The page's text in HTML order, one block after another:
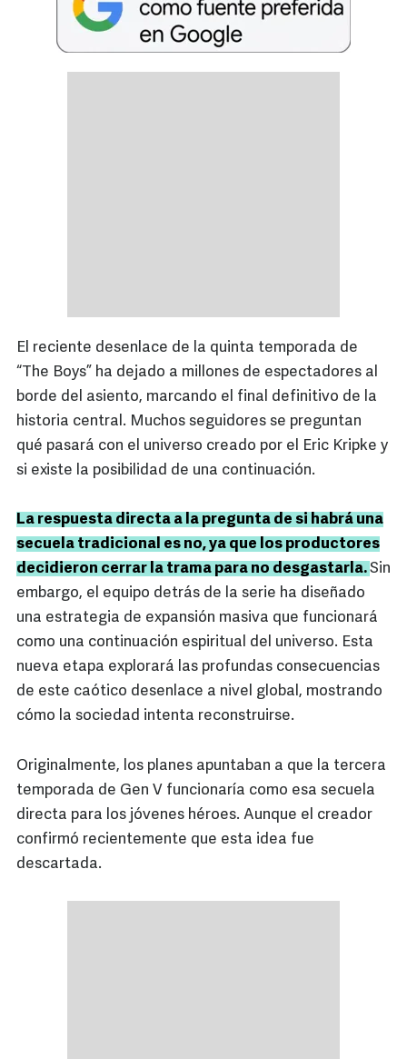
El reciente desenlace de la quinta temporada de
“The Boys” ha dejado a millones de espectadores al
borde del asiento, marcando el final definitivo de la
historia central. Muchos seguidores se preguntan
qué pasará con el universo creado por el Eric Kripke y
si existe la posibilidad de una continuación.
La respuesta directa a la pregunta de si habrá una
secuela tradicional es no, ya que los productores
decidieron cerrar la trama para no desgastarla.Sin
embargo, el equipo detrás de la serie ha diseñado
una estrategia de expansión masiva que funcionará
como una continuación espiritual del universo. Esta
nueva etapa explorará las profundas consecuencias
de este caótico desenlace a nivel global, mostrando
cómo la sociedad intenta reconstruirse.
Originalmente, los planes apuntaban a que la tercera
temporada de Gen V funcionaría como esa secuela
directa para los jóvenes héroes. Aunque el creador
confirmó recientemente que esta idea fue
descartada.